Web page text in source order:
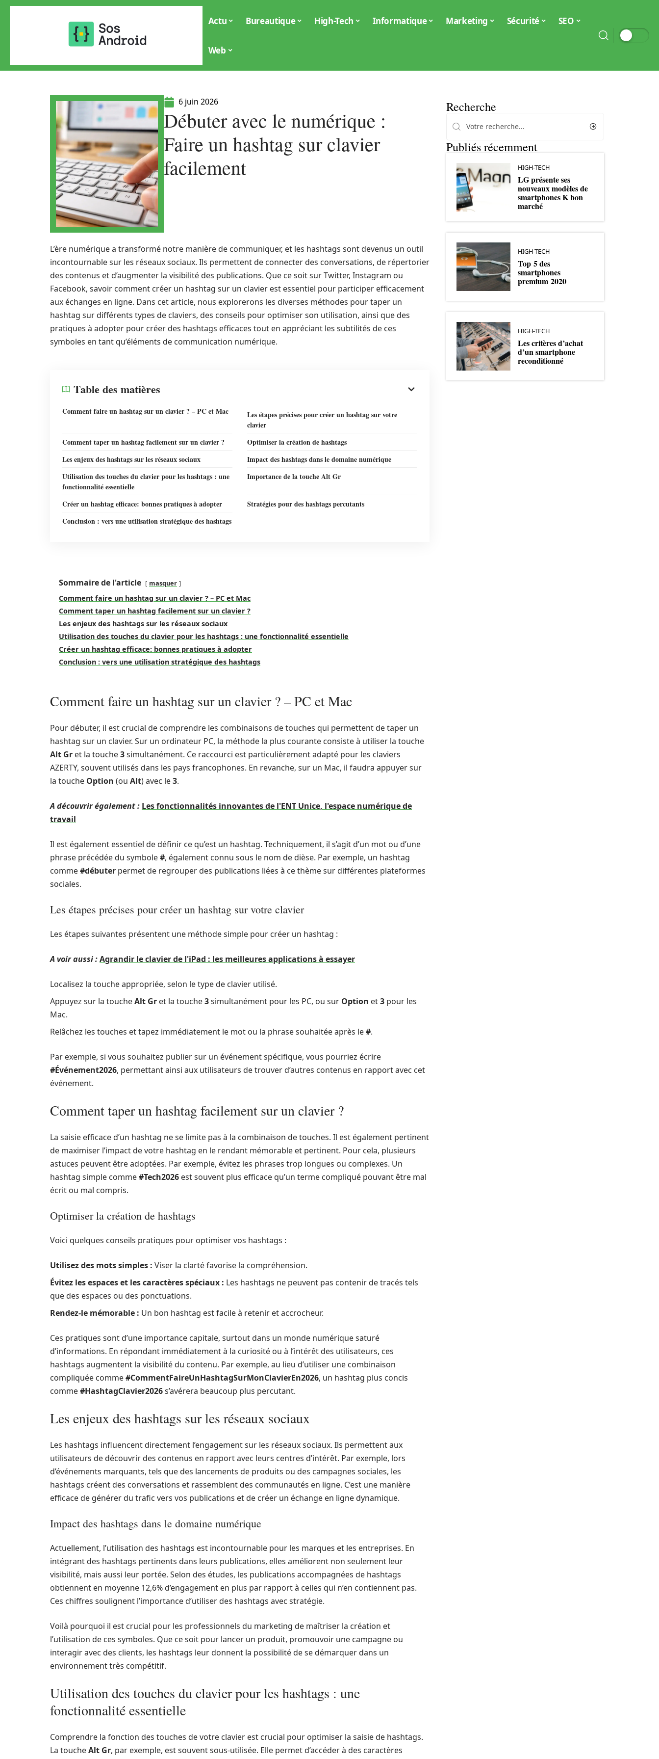
Actu Bureautique High-Tech Informatique Marketing Sécurité SEO
Web
6 juin 2026
Débuter avec le numérique :
Faire un hashtag sur clavier
facilement
L’ère numérique a transformé notre manière de communiquer, et les hashtags sont devenus un outil
incontournable sur les réseaux sociaux. Ils permettent de connecter des conversations, de répertorier
des contenus et d’augmenter la visibilité des publications. Que ce soit sur Twitter, Instagram ou
Facebook, savoir comment créer un hashtag sur un clavier est essentiel pour participer efficacement
aux échanges en ligne. Dans cet article, nous explorerons les diverses méthodes pour taper un
hashtag sur différents types de claviers, des conseils pour optimiser son utilisation, ainsi que des
pratiques à adopter pour créer des hashtags efficaces tout en appréciant les subtilités de ces
symboles en tant qu’éléments de communication numérique.
Table des matières
Comment faire un hashtag sur un clavier ? – PC et Mac
Les étapes précises pour créer un hashtag sur votre
clavier
Comment taper un hashtag facilement sur un clavier ?
Optimiser la création de hashtags
Les enjeux des hashtags sur les réseaux sociaux
Impact des hashtags dans le domaine numérique
Utilisation des touches du clavier pour les hashtags : une
fonctionnalité essentielle
Importance de la touche Alt Gr
Créer un hashtag efficace: bonnes pratiques à adopter
Stratégies pour des hashtags percutants
Conclusion : vers une utilisation stratégique des hashtags
Sommaire de l'article masquer
Comment faire un hashtag sur un clavier ? – PC et Mac
Comment taper un hashtag facilement sur un clavier ?
Les enjeux des hashtags sur les réseaux sociaux
Utilisation des touches du clavier pour les hashtags : une fonctionnalité essentielle
Créer un hashtag efficace: bonnes pratiques à adopter
Conclusion : vers une utilisation stratégique des hashtags
Comment faire un hashtag sur un clavier ? – PC et Mac
Pour débuter, il est crucial de comprendre les combinaisons de touches qui permettent de taper un
hashtag sur un clavier. Sur un ordinateur PC, la méthode la plus courante consiste à utiliser la touche
Alt Gr et la touche3simultanément. Ce raccourci est particulièrement adapté pour les claviers
AZERTY, souvent utilisés dans les pays francophones. En revanche, sur un Mac, il faudra appuyer sur
la touche Option (ou Alt) avec le3.
A découvrir également : Les fonctionnalités innovantes de l'ENT Unice, l'espace numérique de
travail
Il est également essentiel de définir ce qu’est un hashtag. Techniquement, il s’agit d’un mot ou d’une
phrase précédée du symbole#, également connu sous le nom de dièse. Par exemple, un hashtag
comme#débuter permet de regrouper des publications liées à ce thème sur différentes plateformes
sociales.
Les étapes précises pour créer un hashtag sur votre clavier
Les étapes suivantes présentent une méthode simple pour créer un hashtag :
A voir aussi :Agrandir le clavier de l'iPad : les meilleures applications à essayer
Localisez la touche appropriée, selon le type de clavier utilisé.
Appuyez sur la toucheAlt Gr et la touche3simultanément pour les PC, ou sur Option et3 pour les
Mac.
Relâchez les touches et tapez immédiatement le mot ou la phrase souhaitée après le#.
Par exemple, si vous souhaitez publier sur un événement spécifique, vous pourriez écrire
#Événement2026, permettant ainsi aux utilisateurs de trouver d’autres contenus en rapport avec cet
événement.
Comment taper un hashtag facilement sur un clavier ?
La saisie efficace d’un hashtag ne se limite pas à la combinaison de touches. Il est également pertinent
de maximiser l’impact de votre hashtag en le rendant mémorable et pertinent. Pour cela, plusieurs
astuces peuvent être adoptées. Par exemple, évitez les phrases trop longues ou complexes. Un
hashtag simple comme#Tech2026 est souvent plus efficace qu’un terme compliqué pouvant être mal
écrit ou mal compris.
Optimiser la création de hashtags
Voici quelques conseils pratiques pour optimiser vos hashtags :
Utilisez des mots simples : Viser la clarté favorise la compréhension.
Évitez les espaces et les caractères spéciaux : Les hashtags ne peuvent pas contenir de tracés tels
que des espaces ou des ponctuations.
Rendez-le mémorable : Un bon hashtag est facile à retenir et accrocheur.
Ces pratiques sont d’une importance capitale, surtout dans un monde numérique saturé
d’informations. En répondant immédiatement à la curiosité ou à l’intérêt des utilisateurs, ces
hashtags augmentent la visibilité du contenu. Par exemple, au lieu d’utiliser une combinaison
compliquée comme#CommentFaireUnHashtagSurMonClavierEn2026, un hashtag plus concis
comme#HashtagClavier2026s’avérera beaucoup plus percutant.
Les enjeux des hashtags sur les réseaux sociaux
Les hashtags influencent directement l’engagement sur les réseaux sociaux. Ils permettent aux
utilisateurs de découvrir des contenus en rapport avec leurs centres d’intérêt. Par exemple, lors
d’événements marquants, tels que des lancements de produits ou des campagnes sociales, les
hashtags créent des conversations et rassemblent des communautés en ligne. C’est une manière
efficace de générer du trafic vers vos publications et de créer un échange en ligne dynamique.
Impact des hashtags dans le domaine numérique
Actuellement, l’utilisation des hashtags est incontournable pour les marques et les entreprises. En
intégrant des hashtags pertinents dans leurs publications, elles améliorent non seulement leur
visibilité, mais aussi leur portée. Selon des études, les publications accompagnées de hashtags
obtiennent en moyenne 12,6% d’engagement en plus par rapport à celles qui n’en contiennent pas.
Ces chiffres soulignent l’importance d’utiliser des hashtags avec stratégie.
Voilà pourquoi il est crucial pour les professionnels du marketing de maîtriser la création et
l’utilisation de ces symboles. Que ce soit pour lancer un produit, promouvoir une campagne ou
interagir avec des clients, les hashtags leur donnent la possibilité de se démarquer dans un
environnement très compétitif.
Utilisation des touches du clavier pour les hashtags : une
fonctionnalité essentielle
Comprendre la fonction des touches de votre clavier est crucial pour optimiser la saisie de hashtags.
La toucheAlt Gr, par exemple, est souvent sous-utilisée. Elle permet d’accéder à des caractères
Recherche
Publiés récemment
HIGH-TECH
LG présente ses
nouveaux modèles de
smartphones K bon
marché
HIGH-TECH
Top 5 des
smartphones
premium 2020
HIGH-TECH
Les critères d’achat
d’un smartphone
reconditionné